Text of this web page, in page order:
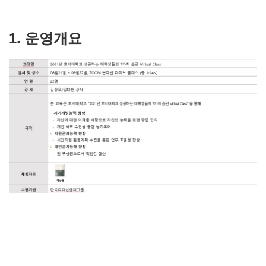
1. 운영개요